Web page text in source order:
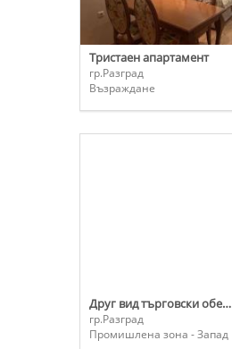
Тристаен апартамент
гр.Разград
Възраждане
Друг вид търговски обект
гр.Разград
Промишлена зона - Запад